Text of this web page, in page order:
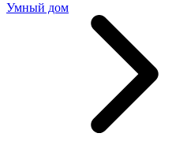
Умный дом